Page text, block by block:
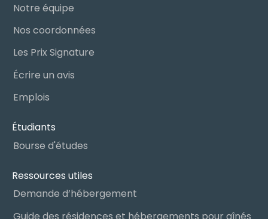
Notre équipe
Nos coordonnées
Les Prix Signature
Écrire un avis
Emplois
Étudiants
Bourse d'études
Ressources utiles
Demande d’hébergement
Guide des résidences et hébergements pour aînés